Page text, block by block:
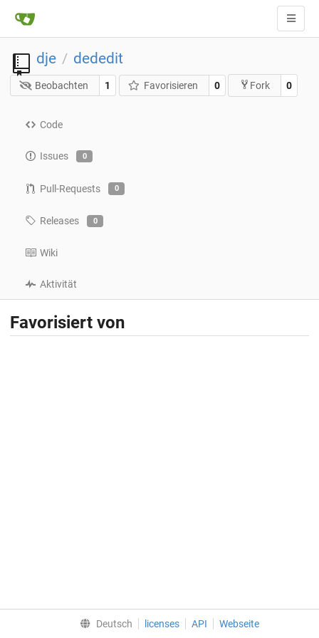
dje / dededit
Beobachten 1 Favorisieren 0 Fork 0
Code
Issues 0
Pull-Requests 0
Releases 0
Wiki
Aktivität
Favorisiert von
Deutsch licenses API Webseite